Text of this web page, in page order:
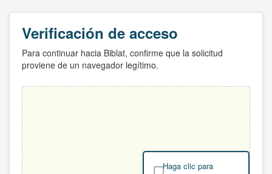
Verificación de acceso
Para continuar hacia Biblat, confirme que la solicitud
proviene de un navegador legítimo.
Haga clic para